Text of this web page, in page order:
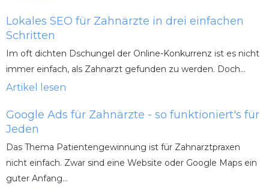
Lokales SEO für Zahnärzte in drei einfachen
Schritten
Im oft dichten Dschungel der Online-Konkurrenz ist es nicht
immer einfach, als Zahnarzt gefunden zu werden. Doch...
Artikel lesen
Google Ads für Zahnärzte - so funktioniert's für
Jeden
Das Thema Patientengewinnung ist für Zahnarztpraxen
nicht einfach. Zwar sind eine Website oder Google Maps ein
guter Anfang...